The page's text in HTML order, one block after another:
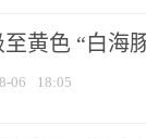
黄色 “白海
06 18:05